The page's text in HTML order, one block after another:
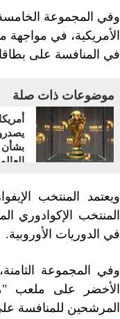
وفي المجموعة
الأمريكية، في مواجهة
في المنافسة على
موضوعات ذات صلة
العالم 2026
ويعتمد المنتخب
المنتخب الإكوادوري
في الدوريات الأوروبية.
وفي المجموعة
الأخضر على ملعب
المرشحين للمنافسة